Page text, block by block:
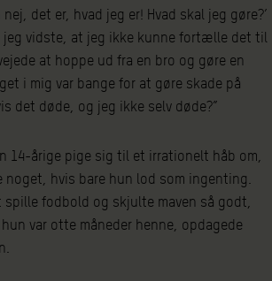
nej, det er, hvad jeg er! Hvad skal jeg gøre?’
jeg vidste, at jeg ikke kunne fortælle det til
at hoppe ud fra en bro og gøre en
i mig var bange for at gøre skade på
det døde, og jeg ikke selv døde?”
14-årige pige sig til et irrationelt håb om,
noget, hvis bare hun lod som ingenting.
spille fodbold og skjulte maven så godt,
var otte måneder henne, opdagede